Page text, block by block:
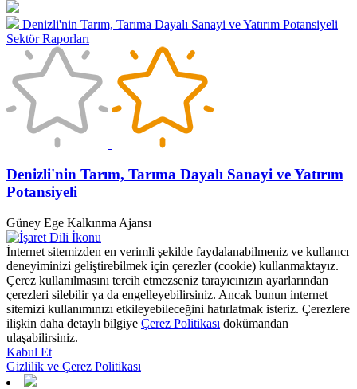
Denizli'nin Tarım, Tarıma Dayalı Sanayi ve Yatırım Potansiyeli
Sektör Raporları
Denizli'nin Tarım, Tarıma Dayalı Sanayi ve Yatırım
Potansiyeli
Güney Ege Kalkınma Ajansı
İnternet sitemizden en verimli şekilde faydalanabilmeniz ve kullanıcı
deneyiminizi geliştirebilmek için çerezler (cookie) kullanmaktayız.
Çerez kullanılmasını tercih etmezseniz tarayıcınızın ayarlarından
çerezleri silebilir ya da engelleyebilirsiniz. Ancak bunun internet
sitemizi kullanımınızı etkileyebileceğini hatırlatmak isteriz. Çerezlere
ilişkin daha detaylı bilgiye Çerez Politikası dokümandan
ulaşabilirsiniz.
Kabul Et
Gizlilik ve Çerez Politikası